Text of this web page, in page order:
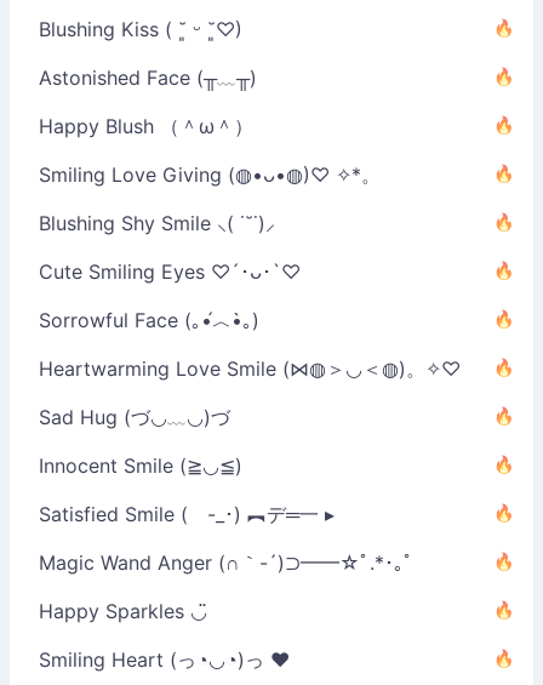
Blushing Kiss ( ˘͈ ᵕ ˘͈♡)
Astonished Face (╥﹏╥)
Happy Blush （＾ω＾）
Smiling Love Giving (◍•ᴗ•◍)♡ ✧*。
Blushing Shy Smile ⸜( ˙˘˙)⸝
Cute Smiling Eyes ♡´･ᴗ･`♡
Sorrowful Face (｡•́︿•̀｡)
Heartwarming Love Smile (⋈◍＞◡＜◍)。✧♡
Sad Hug (づ◡﹏◡)づ
Innocent Smile (≧◡≦)
Satisfied Smile ( -_･) ︻デ═一 ▸
Magic Wand Anger (∩｀-´)⊃━━☆ﾟ.*･｡ﾟ
Happy Sparkles ◡̈
Smiling Heart (っ◔◡◔)っ ♥